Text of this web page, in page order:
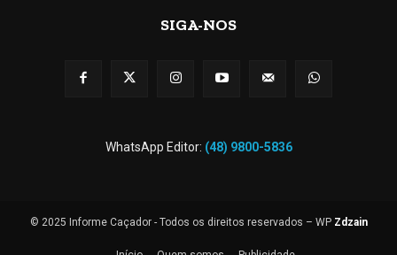
SIGA-NOS
WhatsApp Editor: (48) 9800-5836
© 2025 Informe Caçador - Todos os direitos reservados – WP Zdzain